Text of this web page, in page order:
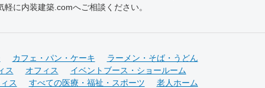
に内装建築.comへご相談ください。
カフェ・パン・ケーキ
ラーメン・そば・うどん
ス オフィス
イベントブース・ショールーム
ス すべての医療・福祉・スポーツ
老人ホーム